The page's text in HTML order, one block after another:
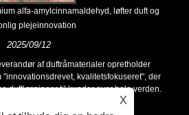
alfa-amylcinnamaldehyd, løfter duft og
plejeinnovation
2025/09/12
af duftråmaterialer opretholder
kvalitetsfokuseret", der
duftløsninger til kunder over hele verden.
X